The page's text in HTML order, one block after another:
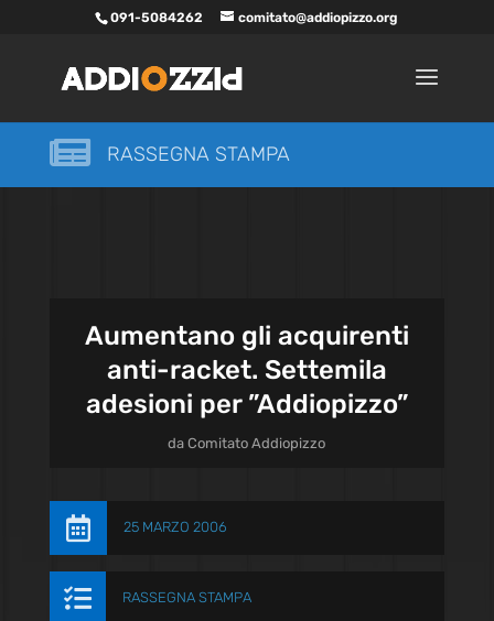
091-5084262 comitato@addiopizzo.org
 RASSEGNA STAMPA
Aumentano gli acquirenti
anti-racket. Settemila
adesioni per ”Addiopizzo”
daComitato Addiopizzo
 25 MARZO 2006
 RASSEGNA STAMPA